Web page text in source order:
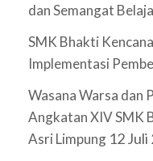
dan Semangat
SMK Bhakti
Implementasi
Wasana Warsa dan
Angkatan XIV SMK
Asri Limpung 12 Juli